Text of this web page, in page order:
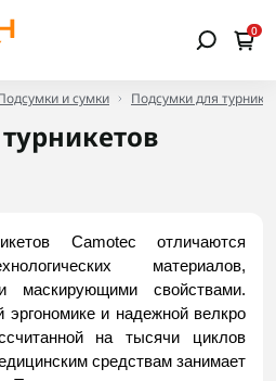
0
и сумки Подсумки для
Camotec отличаются
материалов,
свойствами.
эргономике и надежной велкро
на тысячи циклов
средствам занимает